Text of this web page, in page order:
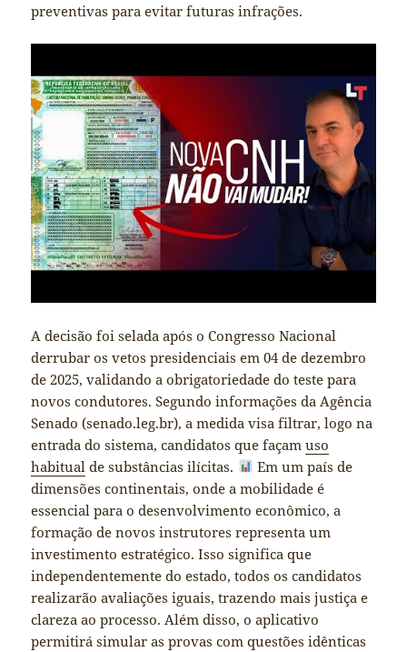
preventivas para evitar futuras infrações.
A decisão foi selada após o Congresso Nacional
derrubar os vetos presidenciais em 04 de dezembro
de 2025, validando a obrigatoriedade do teste para
novos condutores. Segundo informações da Agência
Senado (senado.leg.br), a medida visa filtrar, logo na
entrada do sistema, candidatos que façamuso
habitual de substâncias ilícitas.
Em um país de
dimensões continentais, onde a mobilidade é
essencial para o desenvolvimento econômico, a
formação de novos instrutores representa um
investimento estratégico. Isso significa que
independentemente do estado, todos os candidatos
realizarão avaliações iguais, trazendo mais justiça e
clareza ao processo. Além disso, o aplicativo
permitirá simular as provas com questões idênticas